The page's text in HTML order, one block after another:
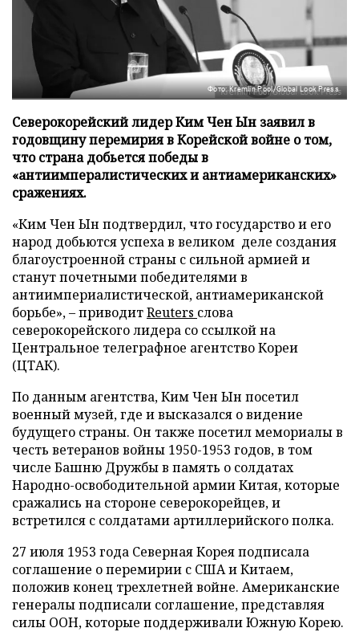
Фото: Kremlin Pool/Global Look Press
Северокорейский лидер Ким Чен Ын заявил в
годовщину перемирия в Корейской войне о том,
что страна добьется победы в
«антиимпералистических и антиамериканских»
сражениях.
«Ким Чен Ын подтвердил, что государство и его
народ добьются успеха в великом деле создания
благоустроенной страны с сильной армией и
станут почетными победителями в
антиимпериалистической, антиамериканской
борьбе», – приводитReuters слова
северокорейского лидера со ссылкой на
Центральное телеграфное агентство Кореи
(ЦТАК).
По данным агентства, Ким Чен Ын посетил
военный музей, где и высказался о видение
будущего страны. Он также посетил мемориалы в
честь ветеранов войны 1950-1953 годов, в том
числе Башню Дружбы в память о солдатах
Народно-освободительной армии Китая, которые
сражались на стороне северокорейцев, и
встретился с солдатами артиллерийского полка.
27 июля 1953 года Северная Корея подписала
соглашение о перемирии с США и Китаем,
положив конец трехлетней войне. Американские
генералы подписали соглашение, представляя
силы ООН, которые поддерживали Южную Корею.